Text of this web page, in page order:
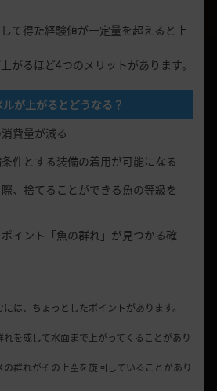
て得た経験値が一定量を超えると上
がるほど4つのメリットがあります。
が上がるとどうなる？
費量が減る
件とする装備の着用が可能になる
、捨てることができる魚の等級を
イント「魚の群れ」が見つかる確
には、ちょっとしたポイントがあります。
を成して水面まで上がってくることがあり
群れがその上空を旋回していることがあり